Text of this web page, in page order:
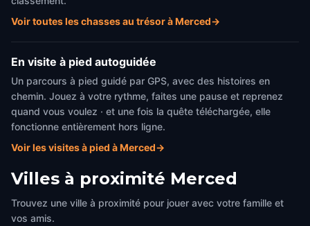
Voir toutes les chasses au trésor à Merced→
En visite à pied autoguidée
Un parcours à pied guidé par GPS, avec des histoires en
chemin. Jouez à votre rythme, faites une pause et reprenez
quand vous voulez · et une fois la quête téléchargée, elle
fonctionne entièrement hors ligne.
Voir les visites à pied à Merced→
Villes à proximité Merced
Trouvez une ville à proximité pour jouer avec votre famille et
vos amis.